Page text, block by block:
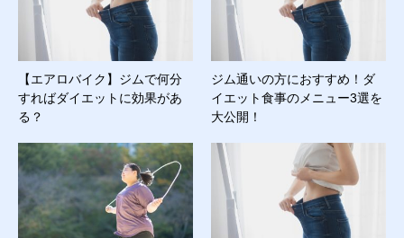
【エアロバイク】ジムで何分
すればダイエットに効果があ
る？
ジム通いの方におすすめ！ダ
イエット食事のメニュー3選を
大公開！